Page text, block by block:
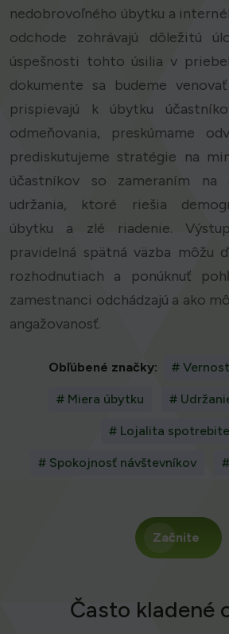
nedobrovoľného úbytku a
odchode zohrávajú dôležitú
úspešnosti tohto úsilia v
dokumente sa budeme
prispievajú k úbytku
odmeňovania, preskúmame
prediskutujeme stratégie na
účastníkov so zameraním na
udržania, ktoré riešia
úbytku a zlé riadenie.
pravidelná spätná väzba môžu
rozhodnutiach a ponúknuť
zamestnanci odchádzajú a ako
angažovanosť.
Obľúbené značky: #
# Miera úbytku #
# Lojalita
# Spokojnosť návštevníkov #
Začnite
Často kladené